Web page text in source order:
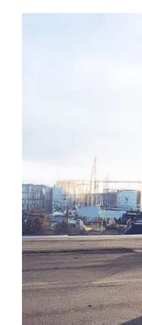
Location longue